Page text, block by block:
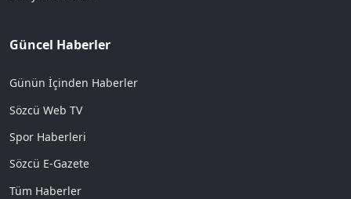
Güncel Haberler
Günün İçinden Haberler
Sözcü Web TV
Spor Haberleri
Sözcü E-Gazete
Tüm Haberler